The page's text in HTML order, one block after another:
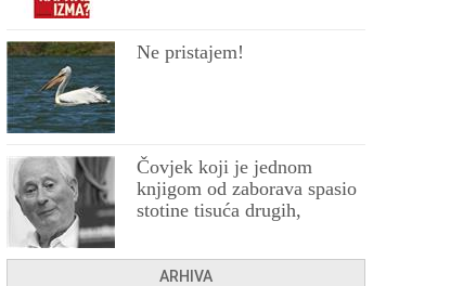
Ne pristajem!
Čovjek koji je jednom
knjigom od zaborava spasio
stotine tisuća drugih,
ARHIVA